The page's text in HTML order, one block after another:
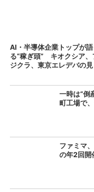
AI・半導体企業トップが語
る“稼ぎ頭” キオクシア、
ジクラ、東京エレデバの見
一時は“倒
町工場で
ファミマ
の年2回開